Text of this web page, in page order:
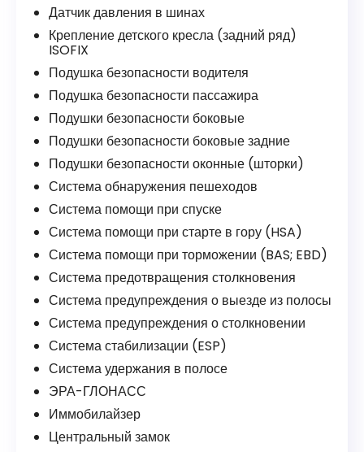
Датчик давления в шинах
Крепление детского кресла (задний ряд)
ISOFIX
Подушка безопасности водителя
Подушка безопасности пассажира
Подушки безопасности боковые
Подушки безопасности боковые задние
Подушки безопасности оконные (шторки)
Система обнаружения пешеходов
Система помощи при спуске
Система помощи при старте в гору (HSA)
Система помощи при торможении (BAS; EBD)
Система предотвращения столкновения
Система предупреждения о выезде из полосы
Система предупреждения о столкновении
Система стабилизации (ESP)
Система удержания в полосе
ЭРА-ГЛОНАСС
Иммобилайзер
Центральный замок